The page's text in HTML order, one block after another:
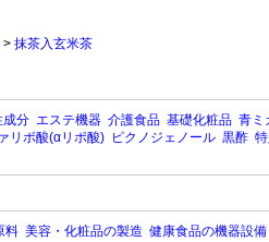
> 抹茶入玄米茶
成分 エステ機器 介護食品 基礎化粧品 青ミ
リポ酸(αリポ酸) ピクノジェノール 黒酢
料 美容・化粧品の製造 健康食品の機器設備